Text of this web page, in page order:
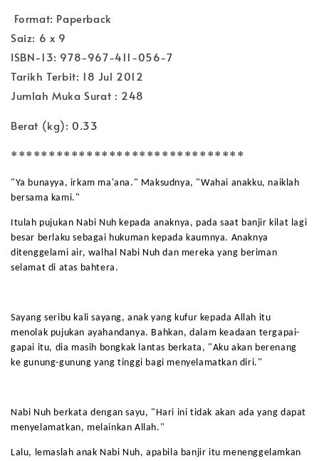
Format: Paperback
Saiz: 6 x 9
ISBN-13: 978-967-411-056-7
Tarikh Terbit: 18 Jul 2012
Jumlah Muka Surat : 248
Berat (kg): 0.33
*******************************
"Ya bunayya, irkam ma'ana." Maksudnya, "Wahai anakku, naiklah
bersama kami."
Itulah pujukan Nabi Nuh kepada anaknya, pada saat banjir kilat lagi
besar berlaku sebagai hukuman kepada kaumnya. Anaknya
ditenggelami air, walhal Nabi Nuh dan mereka yang beriman
selamat di atas bahtera.
Sayang seribu kali sayang, anak yang kufur kepada Allah itu
menolak pujukan ayahandanya. Bahkan, dalam keadaan tergapai-
gapai itu, dia masih bongkak lantas berkata, "Aku akan berenang
ke gunung-gunung yang tinggi bagi menyelamatkan diri."
Nabi Nuh berkata dengan sayu, "Hari ini tidak akan ada yang dapat
menyelamatkan, melainkan Allah."
Lalu, lemaslah anak Nabi Nuh, apabila banjir itu menenggelamkan